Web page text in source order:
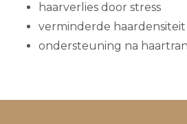
haarverlies door stress
verminderde haardensiteit
ondersteuning na